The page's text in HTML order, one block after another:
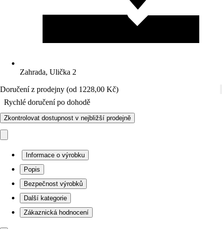
Zahrada, Ulička 2
Doručení z prodejny (od 1228,00 Kč)
Rychlé doručení po dohodě
Zkontrolovat dostupnost v nejbližší prodejně
Informace o výrobku
Popis
Bezpečnost výrobků
Další kategorie
Zákaznická hodnocení